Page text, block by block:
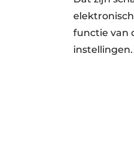
functie van
instellingen.